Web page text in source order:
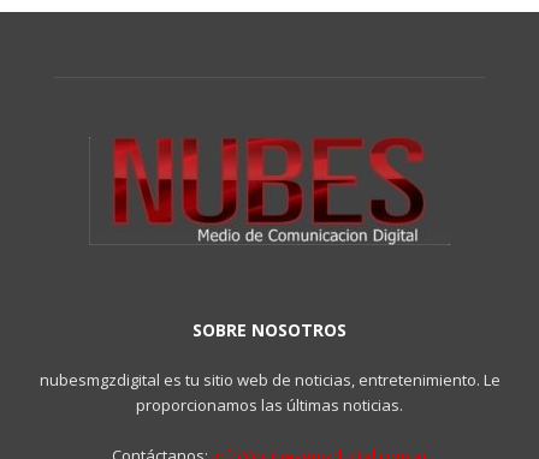
SOBRE NOSOTROS
nubesmgzdigital es tu sitio web de noticias, entretenimiento. Le
proporcionamos las últimas noticias.